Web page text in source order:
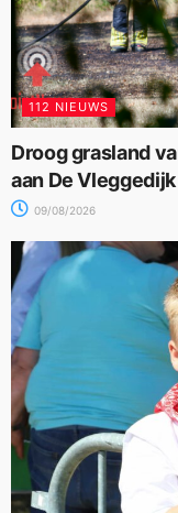
112 NIEUWS
Droog grasland
aan De
09/08/2026